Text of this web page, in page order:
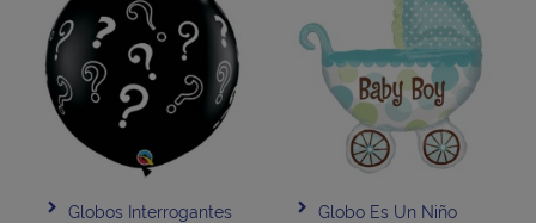
Globos Interrogantes
Globo Es Un Niño